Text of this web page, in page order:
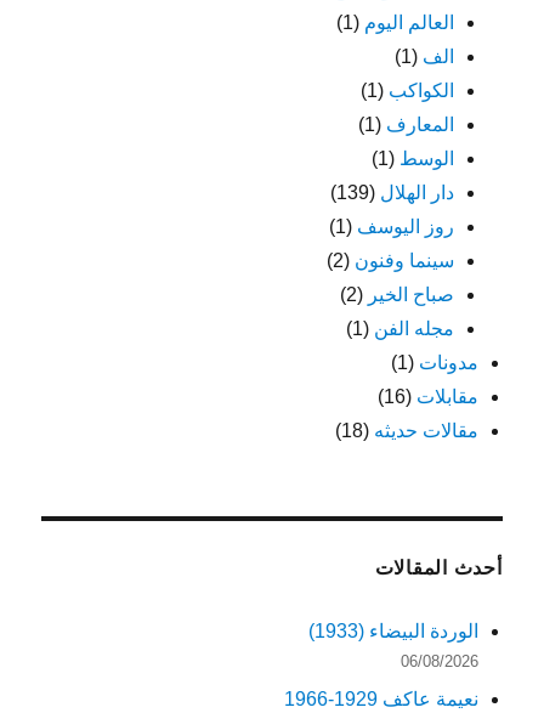
العالم اليوم (1)
الف (1)
الكواكب (1)
المعارف (1)
الوسط (1)
دار الهلال (139)
روز اليوسف (1)
سينما وفنون (2)
صباح الخير (2)
مجله الفن (1)
مدونات (1)
مقابلات (16)
مقالات حديثه (18)
أحدث المقالات
الوردة البيضاء (1933)
06/08/2026
نعيمة عاكف 1929-1966